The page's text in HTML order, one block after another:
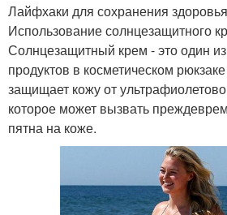
Лайфхаки для сохранения
Использование солнцезащитного
Солнцезащитный крем - это один
продуктов в косметическом
защищает кожу от
которое может вызвать
пятна на коже.